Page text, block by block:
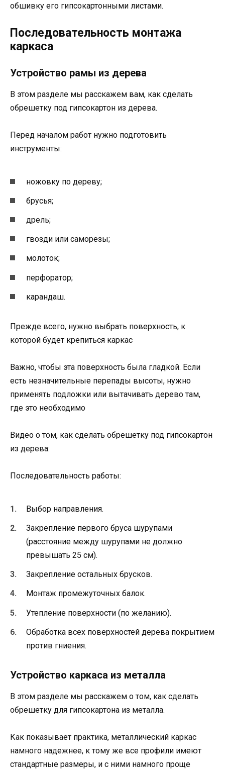
обшивку его гипсокартонными листами.
Последовательность монтажа
каркаса
Устройство рамы из дерева
В этом разделе мы расскажем вам, как сделать
обрешетку под гипсокартон из дерева.
Перед началом работ нужно подготовить
инструменты:
ножовку по дереву;
брусья;
дрель;
гвозди или саморезы;
молоток;
перфоратор;
карандаш.
Прежде всего, нужно выбрать поверхность, к
которой будет крепиться каркас
Важно, чтобы эта поверхность была гладкой. Если
есть незначительные перепады высоты, нужно
применять подложки или вытачивать дерево там,
где это необходимо
Видео о том, как сделать обрешетку под гипсокартон
из дерева:
Последовательность работы:
Выбор направления.
Закрепление первого бруса шурупами
(расстояние между шурупами не должно
превышать 25 см).
Закрепление остальных брусков.
Монтаж промежуточных балок.
Утепление поверхности (по желанию).
Обработка всех поверхностей дерева покрытием
против гниения.
Устройство каркаса из металла
В этом разделе мы расскажем о том, как сделать
обрешетку для гипсокартона из металла.
Как показывает практика, металлический каркас
намного надежнее, к тому же все профили имеют
стандартные размеры, и с ними намного проще